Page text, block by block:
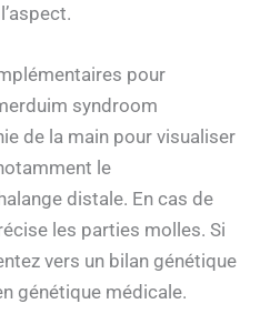
pour
syndroom
de la main pour visualiser
le
distale. En cas de
les parties molles. Si
vers un bilan génétique
génétique médicale.